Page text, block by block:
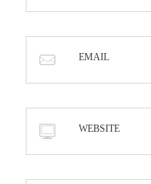
EMAIL
WEBSITE